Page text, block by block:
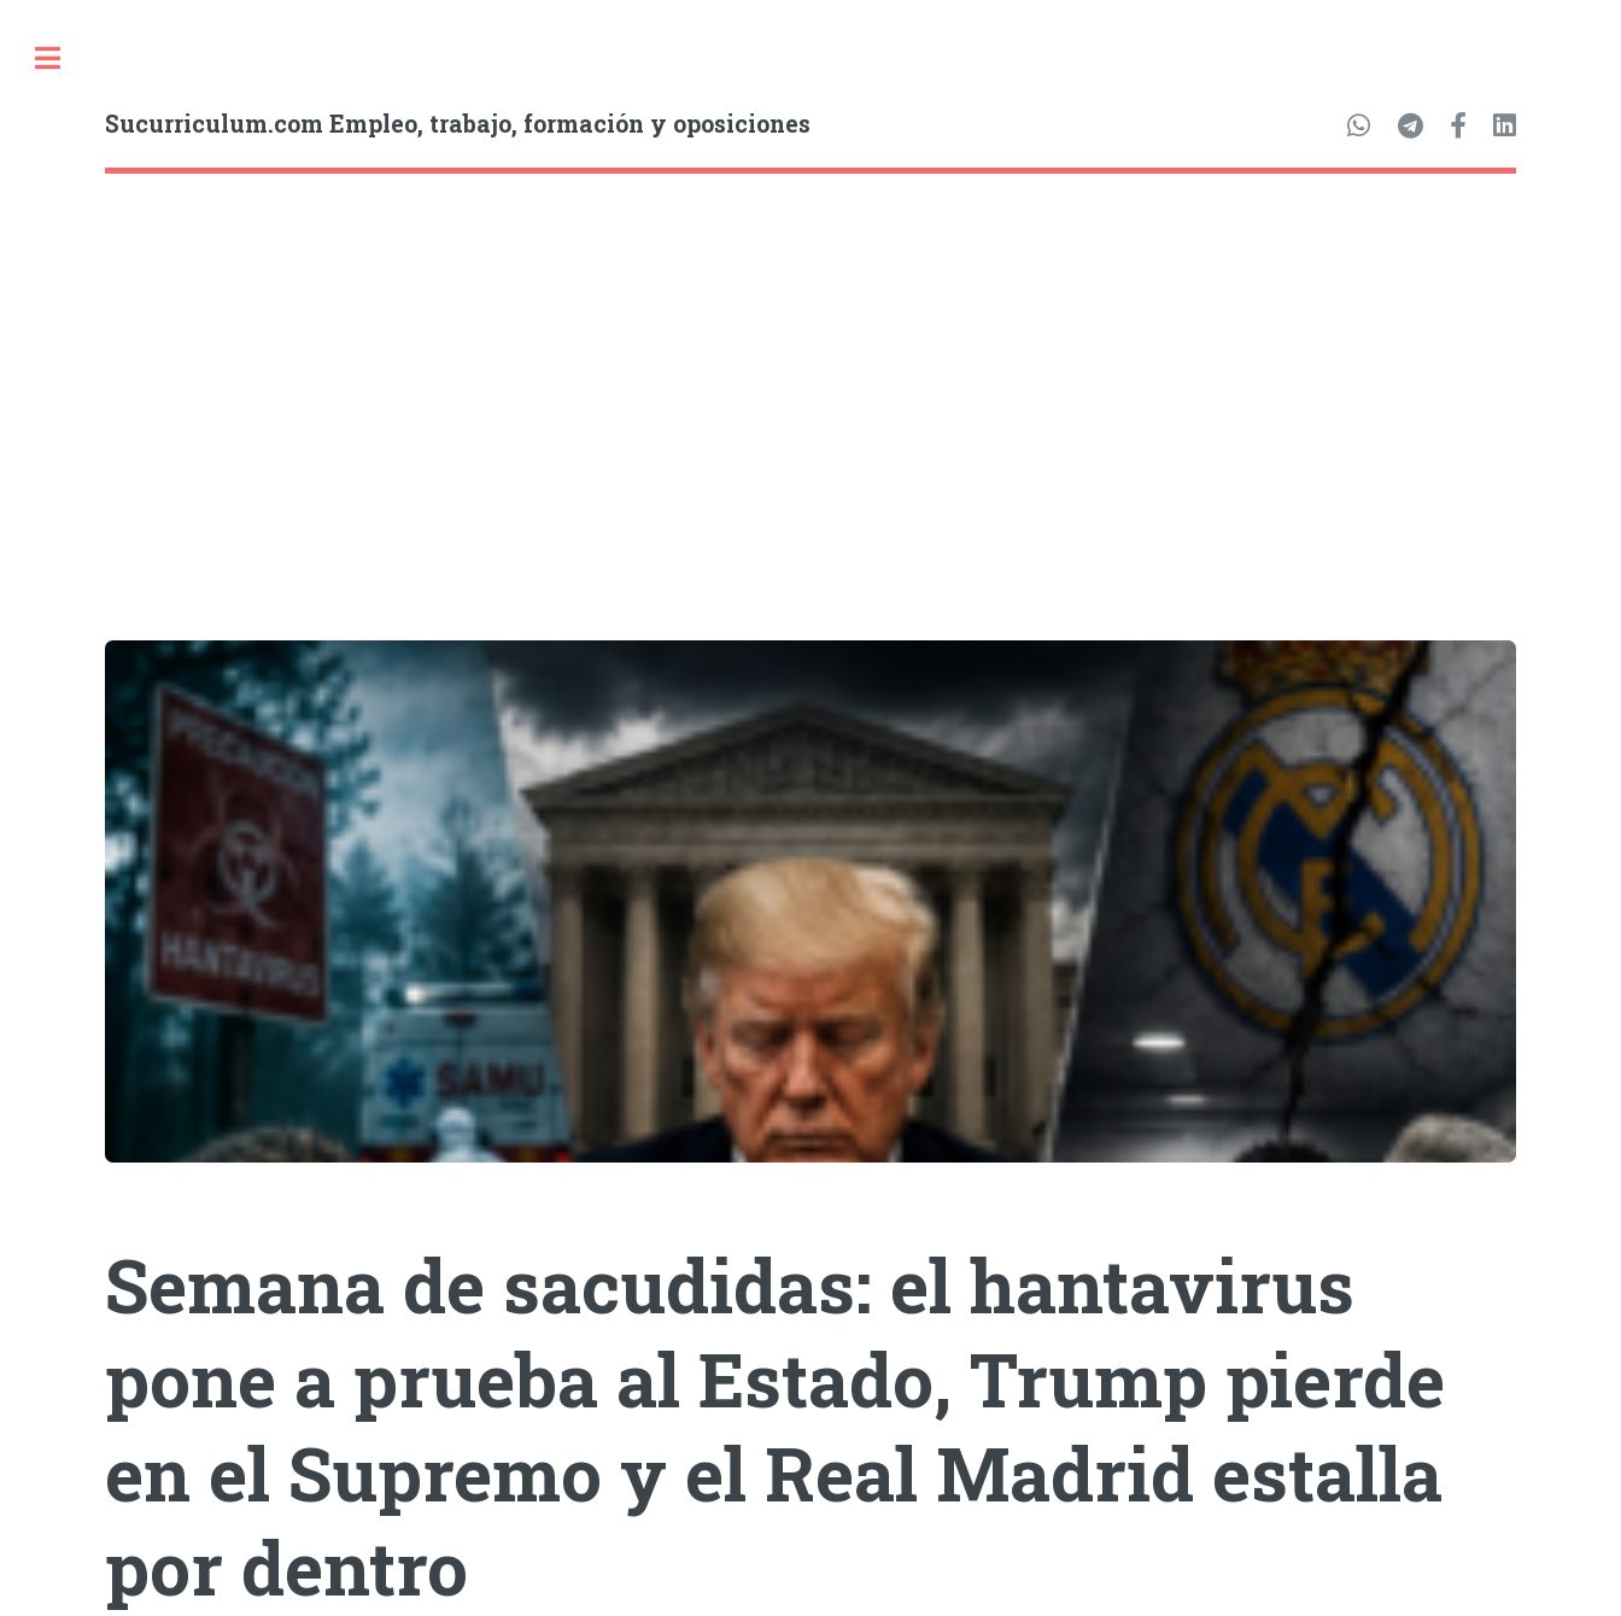
Sucurriculum.com Empleo, trabajo, formación y oposiciones
Semana de sacudidas: el hantavirus
pone a prueba al Estado, Trump pierde
en el Supremo y el Real Madrid estalla
por dentro